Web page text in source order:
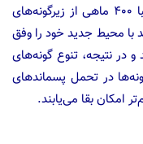
محققان در این مطالعه با بررسی ژنوم تقریبا ۴۰۰ ماهی از زیرگونه‌های
با محیط جدید خود را وفق
و در نتیجه، تنوع گونه‌های
در تحمل پسماندهای
امکان بقا می‌یابند.